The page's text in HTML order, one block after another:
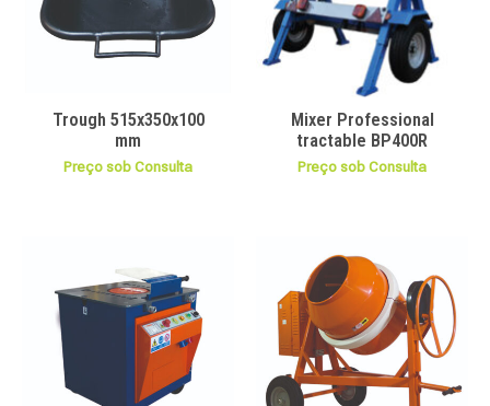
Trough 515x350x100
mm
Preço sob Consulta
Mixer Professional
tractable BP400R
Preço sob Consulta